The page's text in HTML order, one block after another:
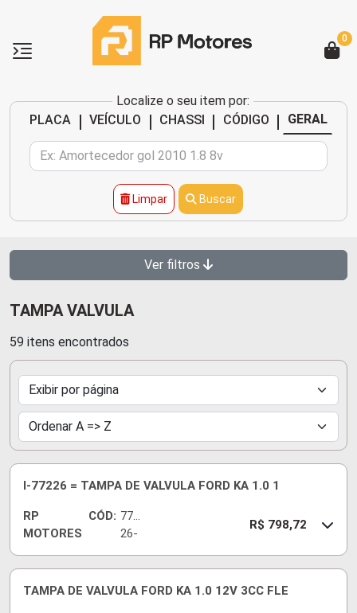
Localize o seu item por:
PLACA
| VEÍCULO | CHASSI | CÓDIGO | GERAL
Limpar Buscar
0
Ver filtros
TAMPA VALVULA
59 itens encontrados
I-77226 = TAMPA DE VALVULA FORD KA 1.0 1
RP
MOTORES
CÓD: 772
26-
R$ 798,72
TAMPA DE VALVULA FORD KA 1.0 12V 3CC FLE